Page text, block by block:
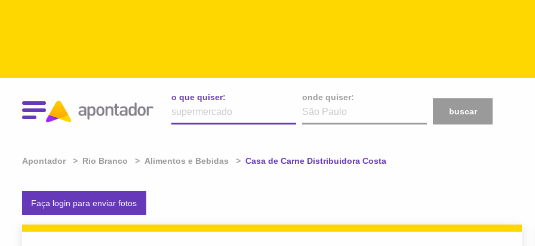
o que quiser:
onde quiser:
buscar
Apontador Rio Branco Alimentos e Bebidas Atual:
Casa de Carne Distribuidora Costa
Faça login para enviar fotos